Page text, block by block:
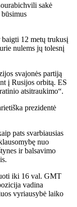
sakė
12 metų trukusį
nulems jų tolesnį
svajonės partiją
į Rusijos orbitą. ES
atsitraukimo“.
prezidentė
pats svarbiausias
nuo
​​ir balsavimo
iki 16 val. GMT
vadina
vyriausybė laiko